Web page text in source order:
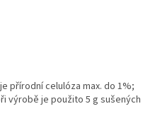
přírodní celulóza max. do 1%;
výrobě je použito 5 g sušených